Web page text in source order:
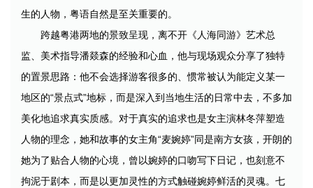
生的人物，粤语自然是至关重要的。
跨越粤港两地的景致呈现，离不开《人海同游》艺术总
监、美术指导潘燚森的经验和心血，他与现场观众分享了独特
的置景思路：他不会选择游客很多的、惯常被认为能定义某一
地区的“景点式”地标，而是深入到当地生活的日常中去，不多加
美化地追求真实质感。对于真实的追求也是女主演林冬萍塑造
人物的理念，她和故事的女主角“麦婉婷”同是南方女孩，开朗的
她为了贴合人物的心境，曾以婉婷的口吻写下日记，也刻意不
拘泥于剧本，而是以更加灵性的方式触碰婉婷鲜活的灵魂。七